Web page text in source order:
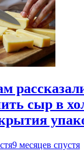
сыр в
9 месяцев спустя